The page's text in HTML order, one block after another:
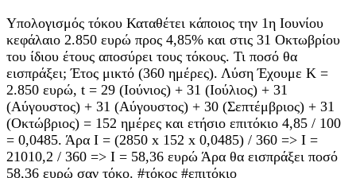
Υπολογισμός τόκου Καταθέτει κάποιος την 1η Ιουνίου
κεφάλαιο 2.850 ευρώ προς 4,85% και στις 31 Οκτωβρίου
του ίδιου έτους αποσύρει τους τόκους. Τι ποσό θα
εισπράξει; Έτος μικτό (360 ημέρες). Λύση Έχουμε Κ =
2.850 ευρώ, t = 29 (Ιούνιος) + 31 (Ιούλιος) + 31
(Αύγουστος) + 31 (Αύγουστος) + 30 (Σεπτέμβριος) + 31
(Οκτώβριος) = 152 ημέρες και ετήσιο επιτόκιο 4,85 / 100
= 0,0485. Άρα I = (2850 x 152 x 0,0485) / 360 => I =
21010,2 / 360 => I = 58,36 ευρώ Άρα θα εισπράξει ποσό
58,36 ευρώ σαν τόκο. #τόκος #επιτόκιο